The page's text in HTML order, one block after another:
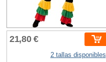
21,80 €
2 tallas disponibles